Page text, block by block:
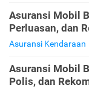
Asuransi Mobil
Perluasan, dan
Asuransi Kendaraan
Asuransi Mobil
Polis, dan